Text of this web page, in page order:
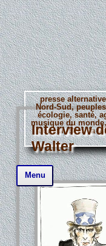
presse
Nord-Sud,
écologie, santé,
musique du
à coeur. Bref, la
Menu
Aller
au
contenu
Interview
Walter